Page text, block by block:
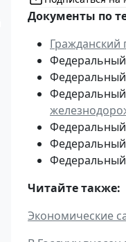
Документы по
Гражданский
Федеральный
Федеральный
Федеральный
Федеральный
Федеральный
Читайте также:
Экономические